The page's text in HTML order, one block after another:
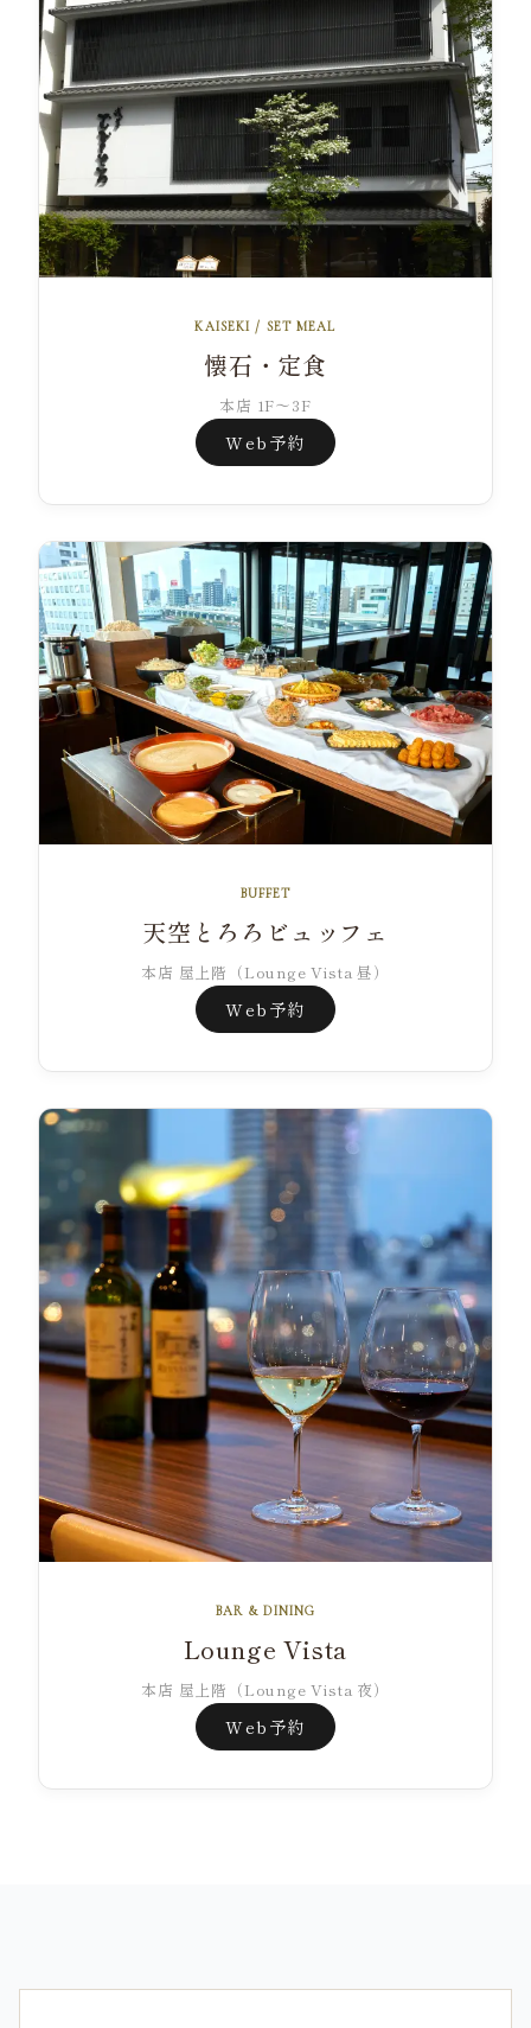
KAISEKI / SET MEAL
懐石・定食
本店 1F～3F
Web予約
BUFFET
天空とろろビュッフェ
本店 屋上階（Lounge Vista 昼）
Web予約
BAR & DINING
Lounge Vista
本店 屋上階（Lounge Vista 夜）
Web予約